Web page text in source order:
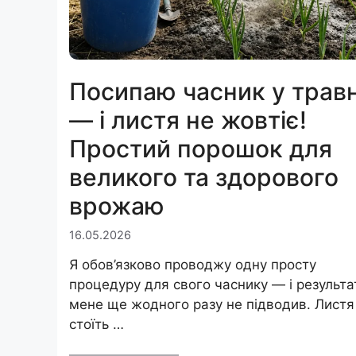
Посипаю часник у
— і листя не жовтіє!
Простий порошок для
великого та здорового
врожаю
16.05.2026
Я обов’язково проводжу одну просту
процедуру для свого часнику — і
мене ще жодного разу не підводив. Листя
стоїть …